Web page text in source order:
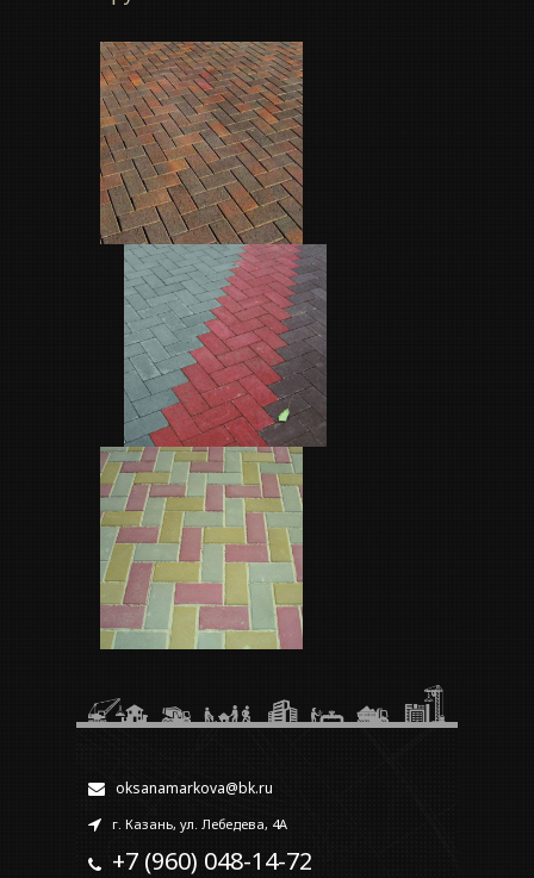
oksanamarkova@bk.ru
г. Казань, ул. Лебедева, 4А
+7 (960) 048-14-72